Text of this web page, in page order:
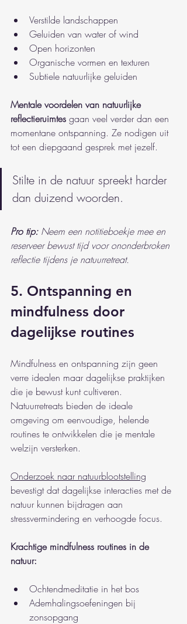
Verstilde landschappen
Geluiden van water of wind
Open horizonten
Organische vormen en texturen
Subtiele natuurlijke geluiden
Mentale voordelen van natuurlijke
reflectieruimtes gaan veel verder dan een
momentane ontspanning. Ze nodigen uit
tot een diepgaand gesprek met jezelf.
Stilte in de natuur spreekt harder
dan duizend woorden.
Pro tip: Neem een notitieboekje mee en
reserveer bewust tijd voor ononderbroken
reflectie tijdens je natuurretreat.
5. Ontspanning en
mindfulness door
dagelijkse routines
Mindfulness en ontspanning zijn geen
verre idealen maar dagelijkse praktijken
die je bewust kunt cultiveren.
Natuurretreats bieden de ideale
omgeving om eenvoudige, helende
routines te ontwikkelen die je mentale
welzijn versterken.
Onderzoek naar natuurblootstelling
bevestigt dat dagelijkse interacties met de
natuur kunnen bijdragen aan
stressvermindering en verhoogde focus.
Krachtige mindfulness routines in de
natuur:
Ochtendmeditatie in het bos
Ademhalingsoefeningen bij
zonsopgang